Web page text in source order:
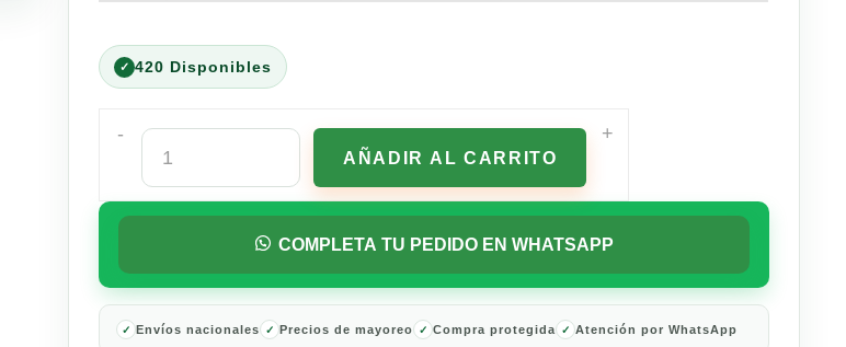
420 Disponibles
-
Salchicha
de
Pavo
San
500
G
cantidad
AÑADIR AL CARRITO
+
COMPLETA TU PEDIDO EN WHATSAPP
Envíos nacionales Precios de mayoreo Compra protegida Atención por WhatsApp